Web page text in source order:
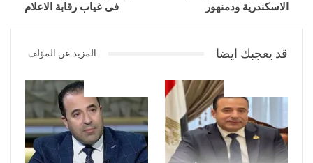
الاسكندرية ودمنهور
فى غياب رقابة الاعلام
قد يعجبك ايضا المزيد عن المؤلف